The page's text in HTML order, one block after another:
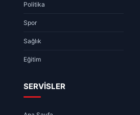
Politika
Spor
Sağlık
Eğitim
SERVİSLER